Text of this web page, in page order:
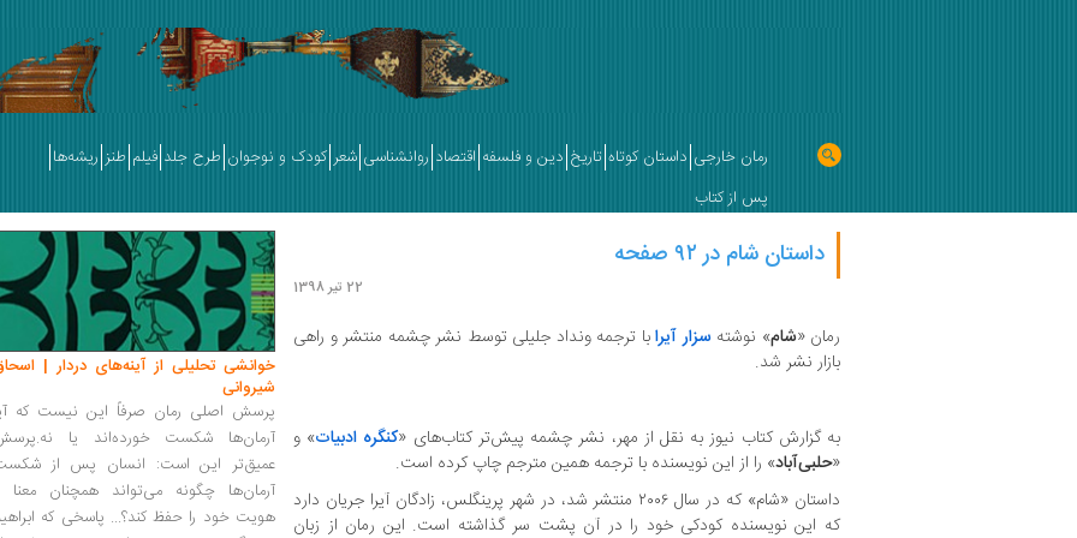
رمان خارجی داستان کوتاه تاریخ دین و فلسفه اقتصاد روانشناسی شعر کودک و نوجوان طرح جلد فیلم طنز ریشه‌ها
پس از کتاب
داستان شام در ۹۲ صفحه
22 تیر 1398
رمان «شام» نوشتهسزار آیرابا ترجمه ونداد جلیلی توسط‌ نشر چشمه منتشر و راهی
بازار نشر شد.
به گزارش کتاب نیوز به نقل از مهر، نشر چشمه پیش‌تر کتاب‌های «کنگره ادبیات» و
«حلبی‌آباد» را از این نویسنده با ترجمه همین مترجم چاپ کرده است.
داستان «شام» که در سال ۲۰۰۶ منتشر شد، در شهر پرینگلس، زادگان آیرا جریان دارد
که این نویسنده کودکی خود را در آن پشت سر گذاشته است. این رمان از زبان
خوانشی تحلیلی از آینه‌های دردار |
شیروانی
پرسش اصلی رمان صرفاً این نیست که
آرمان‌ها شکست خورده‌اند یا
عمیق‌تر این است: انسان پس از
آرمان‌ها چگونه می‌تواند همچنان معنا
هویت خود را حفظ کند؟... پاسخی که